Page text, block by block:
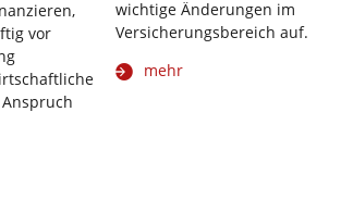
vor
wichtige Änderungen im
Versicherungsbereich auf.
mehr